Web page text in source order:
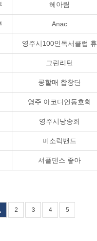
헤아림
Anac
영주시100인독서클럽 휴
그린리턴
콩할매 합창단
영주 아코디언동호회
영주시낭송회
미소락밴드
셔플댄스 좋아
2 3 4 5